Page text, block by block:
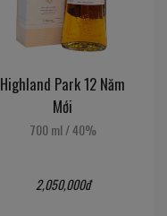
Highland Park 12 Năm
Mới
700 ml/40%
2,050,000đ